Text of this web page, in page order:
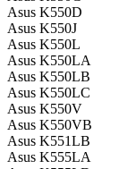
Asus K550D
Asus K550J
Asus K550L
Asus K550LA
Asus K550LB
Asus K550LC
Asus K550V
Asus K550VB
Asus K551LB
Asus K555LA